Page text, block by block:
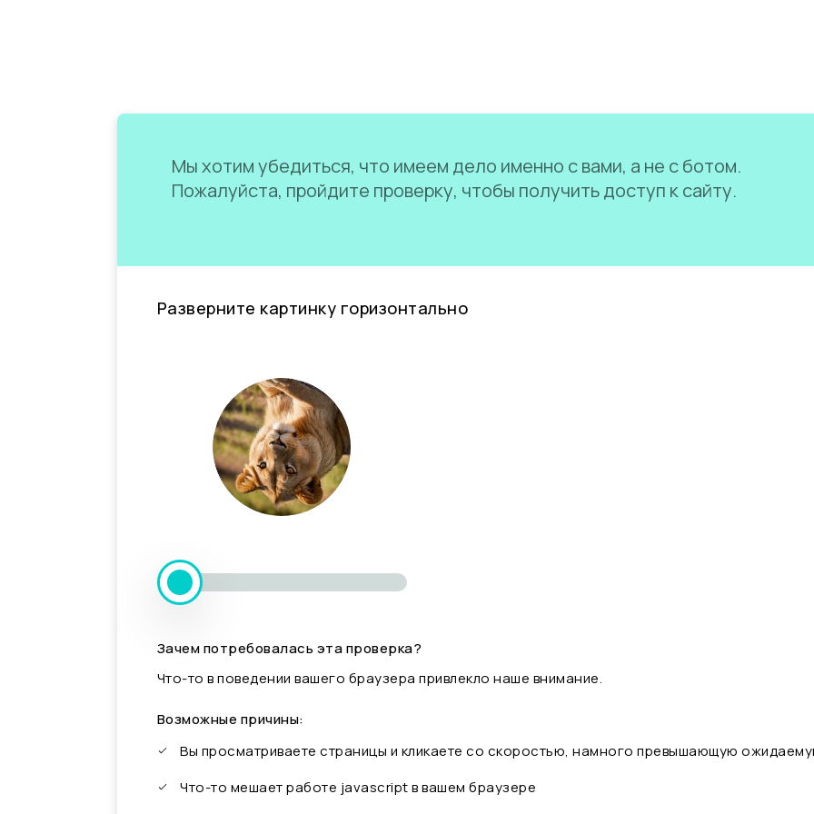
Мы хотим убедиться, что имеем дело именно с вами, а не с ботом.
Пожалуйста, пройдите проверку, чтобы получить доступ к сайту.
Разверните картинку горизонтально
Зачем потребовалась эта проверка?
Что-то в поведении вашего браузера привлекло наше внимание.
Возможные причины:
Вы просматриваете страницы и кликаете со скоростью, намного превышающую
Что-то мешает работе javascript в вашем браузере